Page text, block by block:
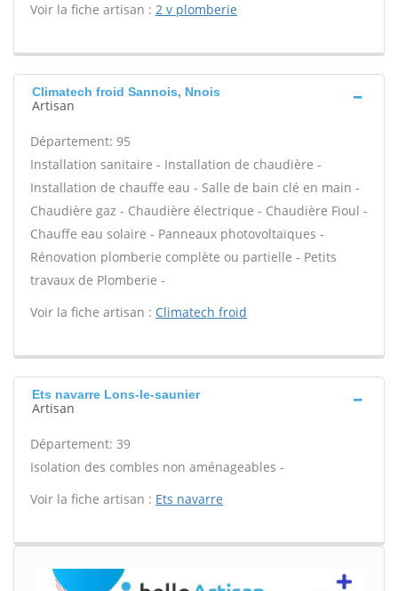
Voir la fiche artisan : 2 v plomberie
Climatech froid Sannois, Nnois
Artisan
Département: 95
Installation sanitaire - Installation de chaudière -
Installation de chauffe eau - Salle de bain clé en main -
Chaudière gaz - Chaudière électrique - Chaudière Fioul -
Chauffe eau solaire - Panneaux photovoltaïques -
Rénovation plomberie complète ou partielle - Petits
travaux de Plomberie -
Voir la fiche artisan : Climatech froid
Ets navarre Lons-le-saunier
Artisan
Département: 39
Isolation des combles non aménageables -
Voir la fiche artisan : Ets navarre